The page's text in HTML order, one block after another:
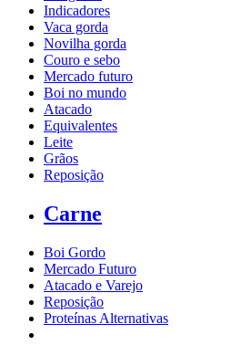
Indicadores
Vaca gorda
Novilha gorda
Couro e sebo
Mercado futuro
Boi no mundo
Atacado
Equivalentes
Leite
Grãos
Reposição
Carne
Boi Gordo
Mercado Futuro
Atacado e Varejo
Reposição
Proteínas Alternativas